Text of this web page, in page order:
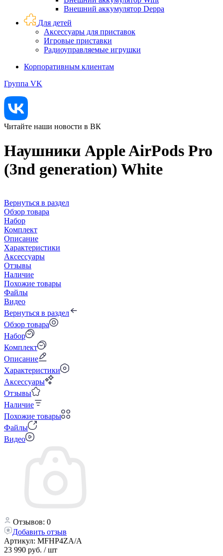
Внешний аккумулятор Deppa
Для детей
Аксессуары для приставок
Игровые приставки
Радиоуправляемые игрушки
Корпоративным клиентам
Группа VK
Читайте наши новости в ВК
Наушники Apple AirPods Pro
(3nd generation) White
Вернуться в раздел
Обзор товара
Набор
Комплект
Описание
Характеристики
Аксессуары
Отзывы
Наличие
Похожие товары
Файлы
Видео
Вернуться в раздел
Обзор товара
Набор
Комплект
Описание
Характеристики
Аксессуары
Отзывы
Наличие
Похожие товары
Файлы
Видео
Отзывов: 0
Добавить отзыв
Артикул: MFHP4ZA/A
23 990 руб. / шт